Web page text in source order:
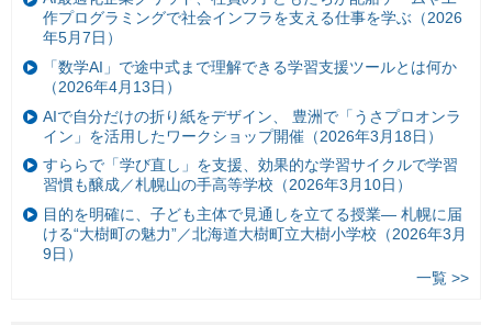
作プログラミングで社会インフラを支える仕事を学ぶ（2026
年5月7日）
「数学AI」で途中式まで理解できる学習支援ツールとは何か
（2026年4月13日）
AIで自分だけの折り紙をデザイン、 豊洲で「うさプロオンラ
イン」を活用したワークショップ開催（2026年3月18日）
すららで「学び直し」を支援、効果的な学習サイクルで学習
習慣も醸成／札幌山の手高等学校（2026年3月10日）
目的を明確に、子ども主体で見通しを立てる授業— 札幌に届
ける“大樹町の魅力”／北海道大樹町立大樹小学校（2026年3月
9日）
一覧 >>